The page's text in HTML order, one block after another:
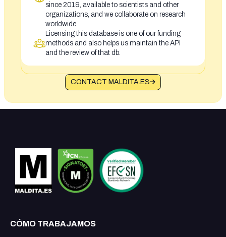
since 2019, available to scientists and other
organizations, and we collaborate on research
worldwide.
Licensing this database is one of our funding
methods and also helps us maintain the API
and the review of that db.
CONTACT MALDITA.ES
CÓMO TRABAJAMOS